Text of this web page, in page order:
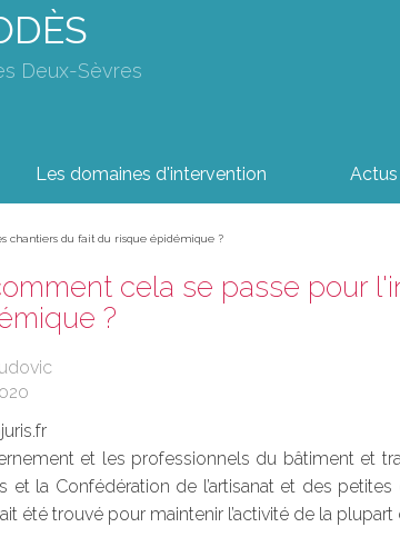
Deux-Sèvres
Les domaines d'intervention Actus
chantiers du fait du risque épidémique ?
cela se passe pour
?
et les professionnels du bâtiment et
et la Confédération de l’artisanat et des
été trouvé pour maintenir l’activité de la plupart